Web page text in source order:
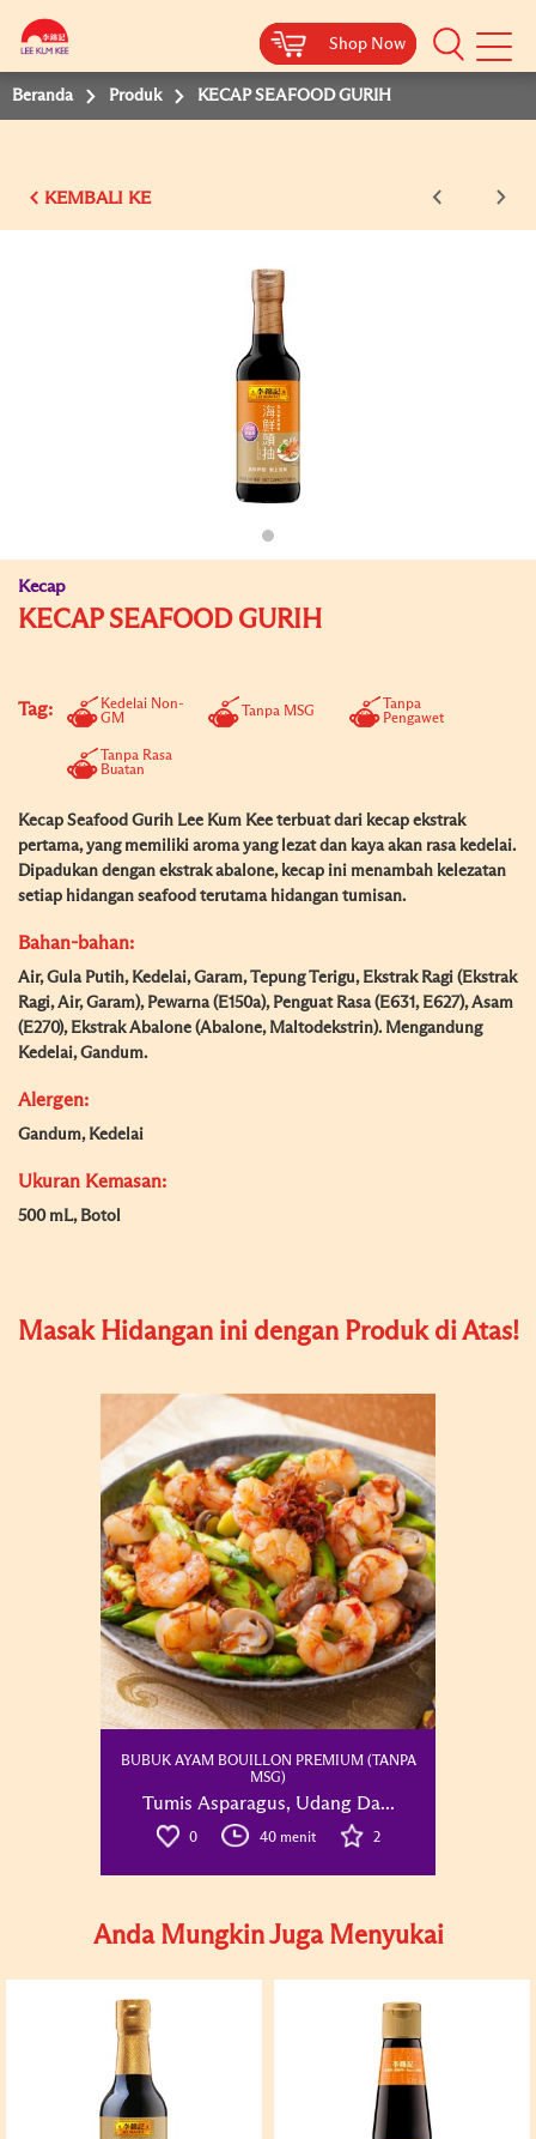
Shop Now
Shop Now
Shop Now
Beranda Produk KECAP SEAFOOD GURIH
KEMBALI KE
Kecap
KECAP SEAFOOD GURIH
Tag:
Kedelai Non-
GM
Tanpa MSG
Tanpa
Pengawet
Tanpa Rasa
Buatan
Kecap Seafood Gurih Lee Kum Kee terbuat dari kecap ekstrak
pertama, yang memiliki aroma yang lezat dan kaya akan rasa kedelai.
Dipadukan dengan ekstrak abalone, kecap ini menambah kelezatan
setiap hidangan seafood terutama hidangan tumisan.
Bahan-bahan:
Air, Gula Putih, Kedelai, Garam, Tepung Terigu, Ekstrak Ragi (Ekstrak
Ragi, Air, Garam), Pewarna (E150a), Penguat Rasa (E631, E627), Asam
(E270), Ekstrak Abalone (Abalone, Maltodekstrin). Mengandung
Kedelai, Gandum.
Alergen:
Gandum, Kedelai
Ukuran Kemasan:
500 mL, Botol
Masak Hidangan ini dengan Produk di Atas!
BUBUK AYAM BOUILLON PREMIUM (TANPA
MSG)
Tumis Asparagus, Udang Da...
0 40 menit 2
Anda Mungkin Juga Menyukai